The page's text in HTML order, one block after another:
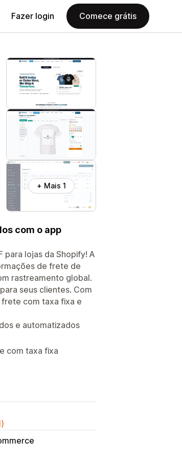
Fazer login Comece grátis
+ Mais 1
com o app
para lojas da Shopify! A
de frete de
rastreamento global.
seus clientes. Com
com taxa fixa e
e automatizados
com taxa fixa